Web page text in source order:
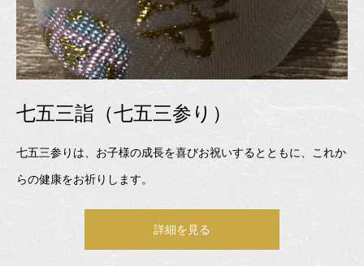
七五三詣（七五三参り）
七五三参りは、お子様の成長を喜びお祝いするとともに、これか
らの健康をお祈りします。
詳細を見る